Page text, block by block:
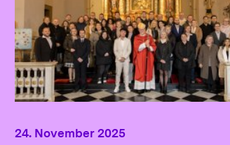
24. November 2025